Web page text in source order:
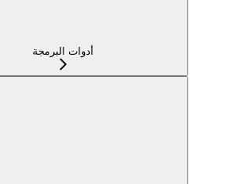
أدوات البرمجة